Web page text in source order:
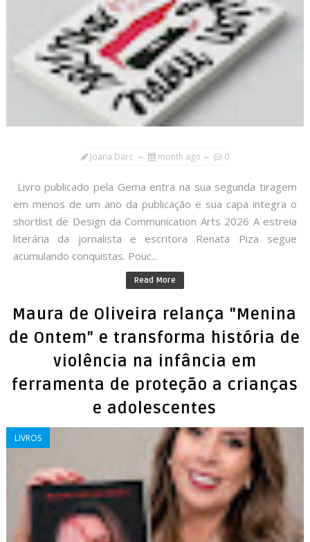
Joana Darc month ago 0
Livro publicado pela Gema entra na sua segunda tiragem
em menos de um ano da publicação e sua capa integra o
shortlist de Design da Communication Arts 2026 A estreia
literária da jornalista e escritora Renata Piza segue
acumulando conquistas. Pouc...
Read More
Maura de Oliveira relança "Menina
de Ontem" e transforma história de
violência na infância em
ferramenta de proteção a crianças
e adolescentes
LIVROS